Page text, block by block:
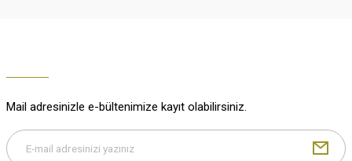
M... K... | 29/12/2025
Mail adresinizle e-bültenimize kayıt olabilirsiniz.